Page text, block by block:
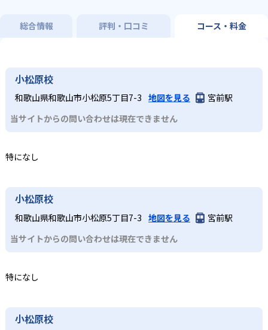
総合情報 評判・口コミ コース・料金
小松原校
和歌山県和歌山市小松原5丁目7-3 地図を見る
宮前駅
当サイトからの問い合わせは現在できません
特になし
小松原校
和歌山県和歌山市小松原5丁目7-3 地図を見る
宮前駅
当サイトからの問い合わせは現在できません
特になし
小松原校